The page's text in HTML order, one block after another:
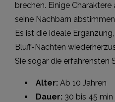
brechen. Einige
seine Nachbarn
Es ist die ideale
Bluff-Nächten
Sie sogar die erfahrensten
Alter: Ab 10 Jahren
Dauer: 30 bis 45 min